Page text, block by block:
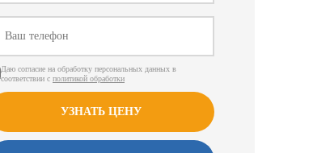
Даю согласие на обработку персональных данных в
соответствии с политикой обработки
УЗНАТЬ ЦЕНУ